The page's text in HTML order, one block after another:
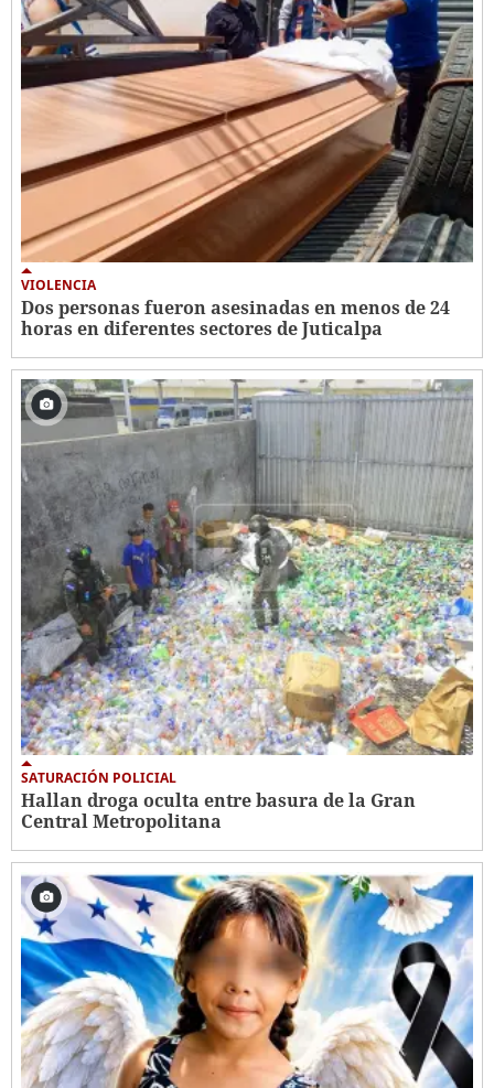
VIOLENCIA
Dos personas fueron asesinadas en menos de 24
horas en diferentes sectores de Juticalpa
SATURACIÓN POLICIAL
Hallan droga oculta entre basura de la Gran
Central Metropolitana